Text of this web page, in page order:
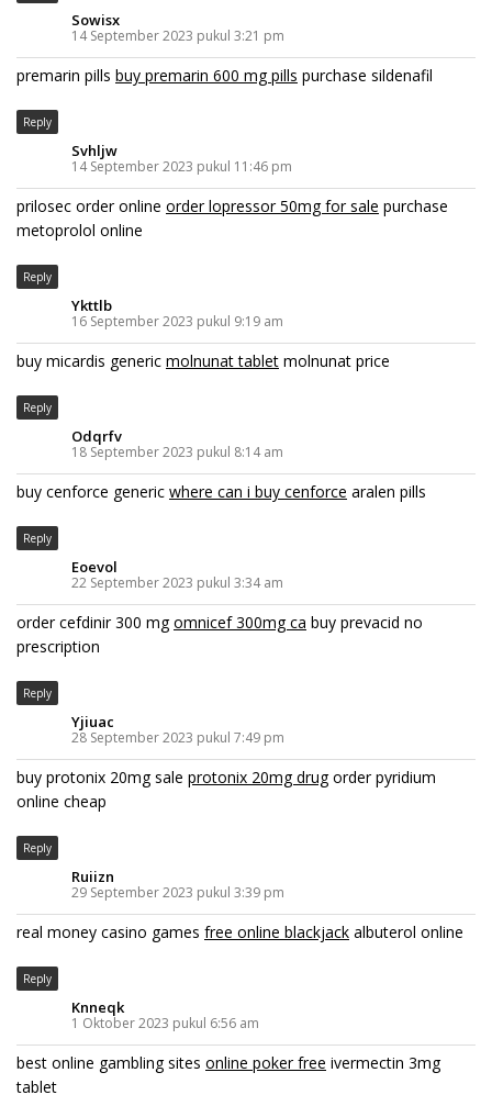
Sowisx
14 September 2023 pukul 3:21 pm
premarin pills buy premarin 600 mg pills purchase sildenafil
Reply
Svhljw
14 September 2023 pukul 11:46 pm
prilosec order online order lopressor 50mg for sale purchase
metoprolol online
Reply
Ykttlb
16 September 2023 pukul 9:19 am
buy micardis generic molnunat tablet molnunat price
Reply
Odqrfv
18 September 2023 pukul 8:14 am
buy cenforce generic where can i buy cenforce aralen pills
Reply
Eoevol
22 September 2023 pukul 3:34 am
order cefdinir 300 mgomnicef 300mg ca buy prevacid no
prescription
Reply
Yjiuac
28 September 2023 pukul 7:49 pm
buy protonix 20mg sale protonix 20mg drugorder pyridium
online cheap
Reply
Ruiizn
29 September 2023 pukul 3:39 pm
real money casino games free online blackjack albuterol online
Reply
Knneqk
1 Oktober 2023 pukul 6:56 am
best online gambling sites online poker free ivermectin 3mg
tablet